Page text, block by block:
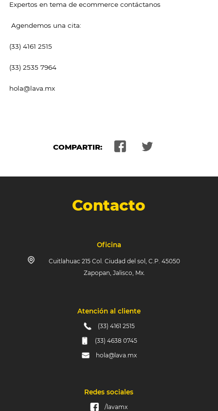
Expertos en tema de ecommerce contáctanos
Agendemos una cita:
(33) 4161 2515
(33) 2535 7964
hola@lava.mx
COMPARTIR:
Contacto
Oficina
Cuitlahuac 215 Col. Ciudad del sol, C.P. 45050
Zapopan, Jalisco, Mx.
Atención al cliente
(33) 4161 2515
(33) 4638 0745
hola@lava.mx
Redes sociales
/lavamx